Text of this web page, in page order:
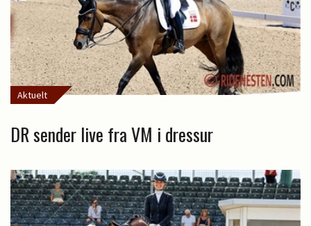
Aktuelt
DR sender live fra VM i dressur